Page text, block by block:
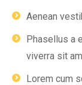
Aenean
Phasellus a
viverra sit
Lorem cum